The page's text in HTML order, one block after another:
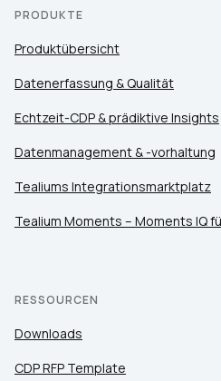
PRODUKTE
Produktübersicht
Datenerfassung & Qualität
Echtzeit-CDP & prädiktive Insights
Datenmanagement & -vorhaltung
Tealiums Integrationsmarktplatz
Tealium Moments – Moments IQ
RESSOURCEN
Downloads
CDP RFP Template